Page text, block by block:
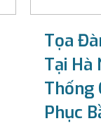
Tọa
Tại Hà
Thống
Phục